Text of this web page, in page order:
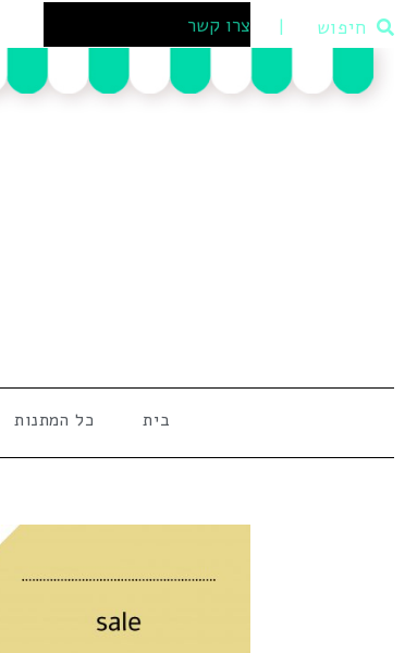
צרו קשר
בית כל המתנות